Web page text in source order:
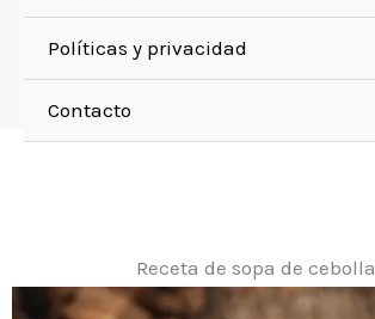
Políticas y privacidad
Contacto
Receta de sopa de cebolla